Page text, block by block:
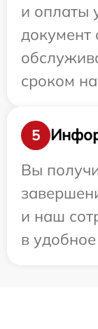
и оплаты
документ
сроком
5
Вы
и наш
в